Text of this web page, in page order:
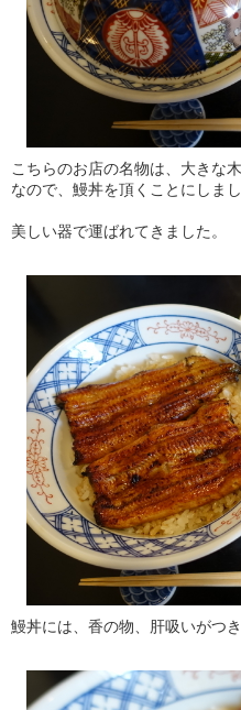
こちらのお店の名物は、大きな
なので、鰻丼を頂くことにしまし
美しい器で運ばれてきました。
鰻丼には、香の物、肝吸いがつき